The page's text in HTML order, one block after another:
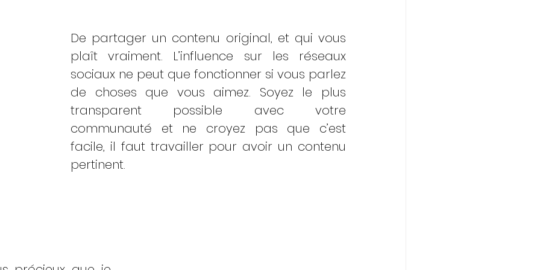
De partager un contenu original, et qui vous
plaît vraiment. L’influence sur les réseaux
sociaux ne peut que fonctionner si vous parlez
de choses que vous aimez. Soyez le plus
transparent possible avec votre
communauté et ne croyez pas que c’est
facile, il faut travailler pour avoir un contenu
pertinent.